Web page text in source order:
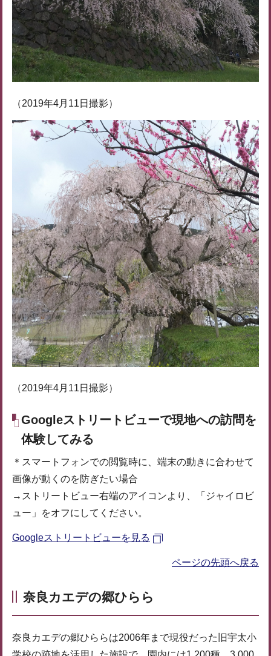
（2019年4月11日撮影）
（2019年4月11日撮影）
Googleストリートビューで現地への訪問を
体験してみる
＊スマートフォンでの閲覧時に、端末の動きに合わせて
画像が動くのを防ぎたい場合
→ストリートビュー右端のアイコンより、「ジャイロビ
ュー」をオフにしてください。
Googleストリートビューを見る
ページの先頭へ戻る
奈良カエデの郷ひらら
奈良カエデの郷ひららは2006年まで現役だった旧宇太小